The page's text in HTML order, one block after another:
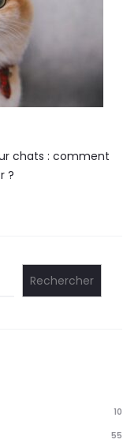
chats : comment
?
Rechercher
10
55